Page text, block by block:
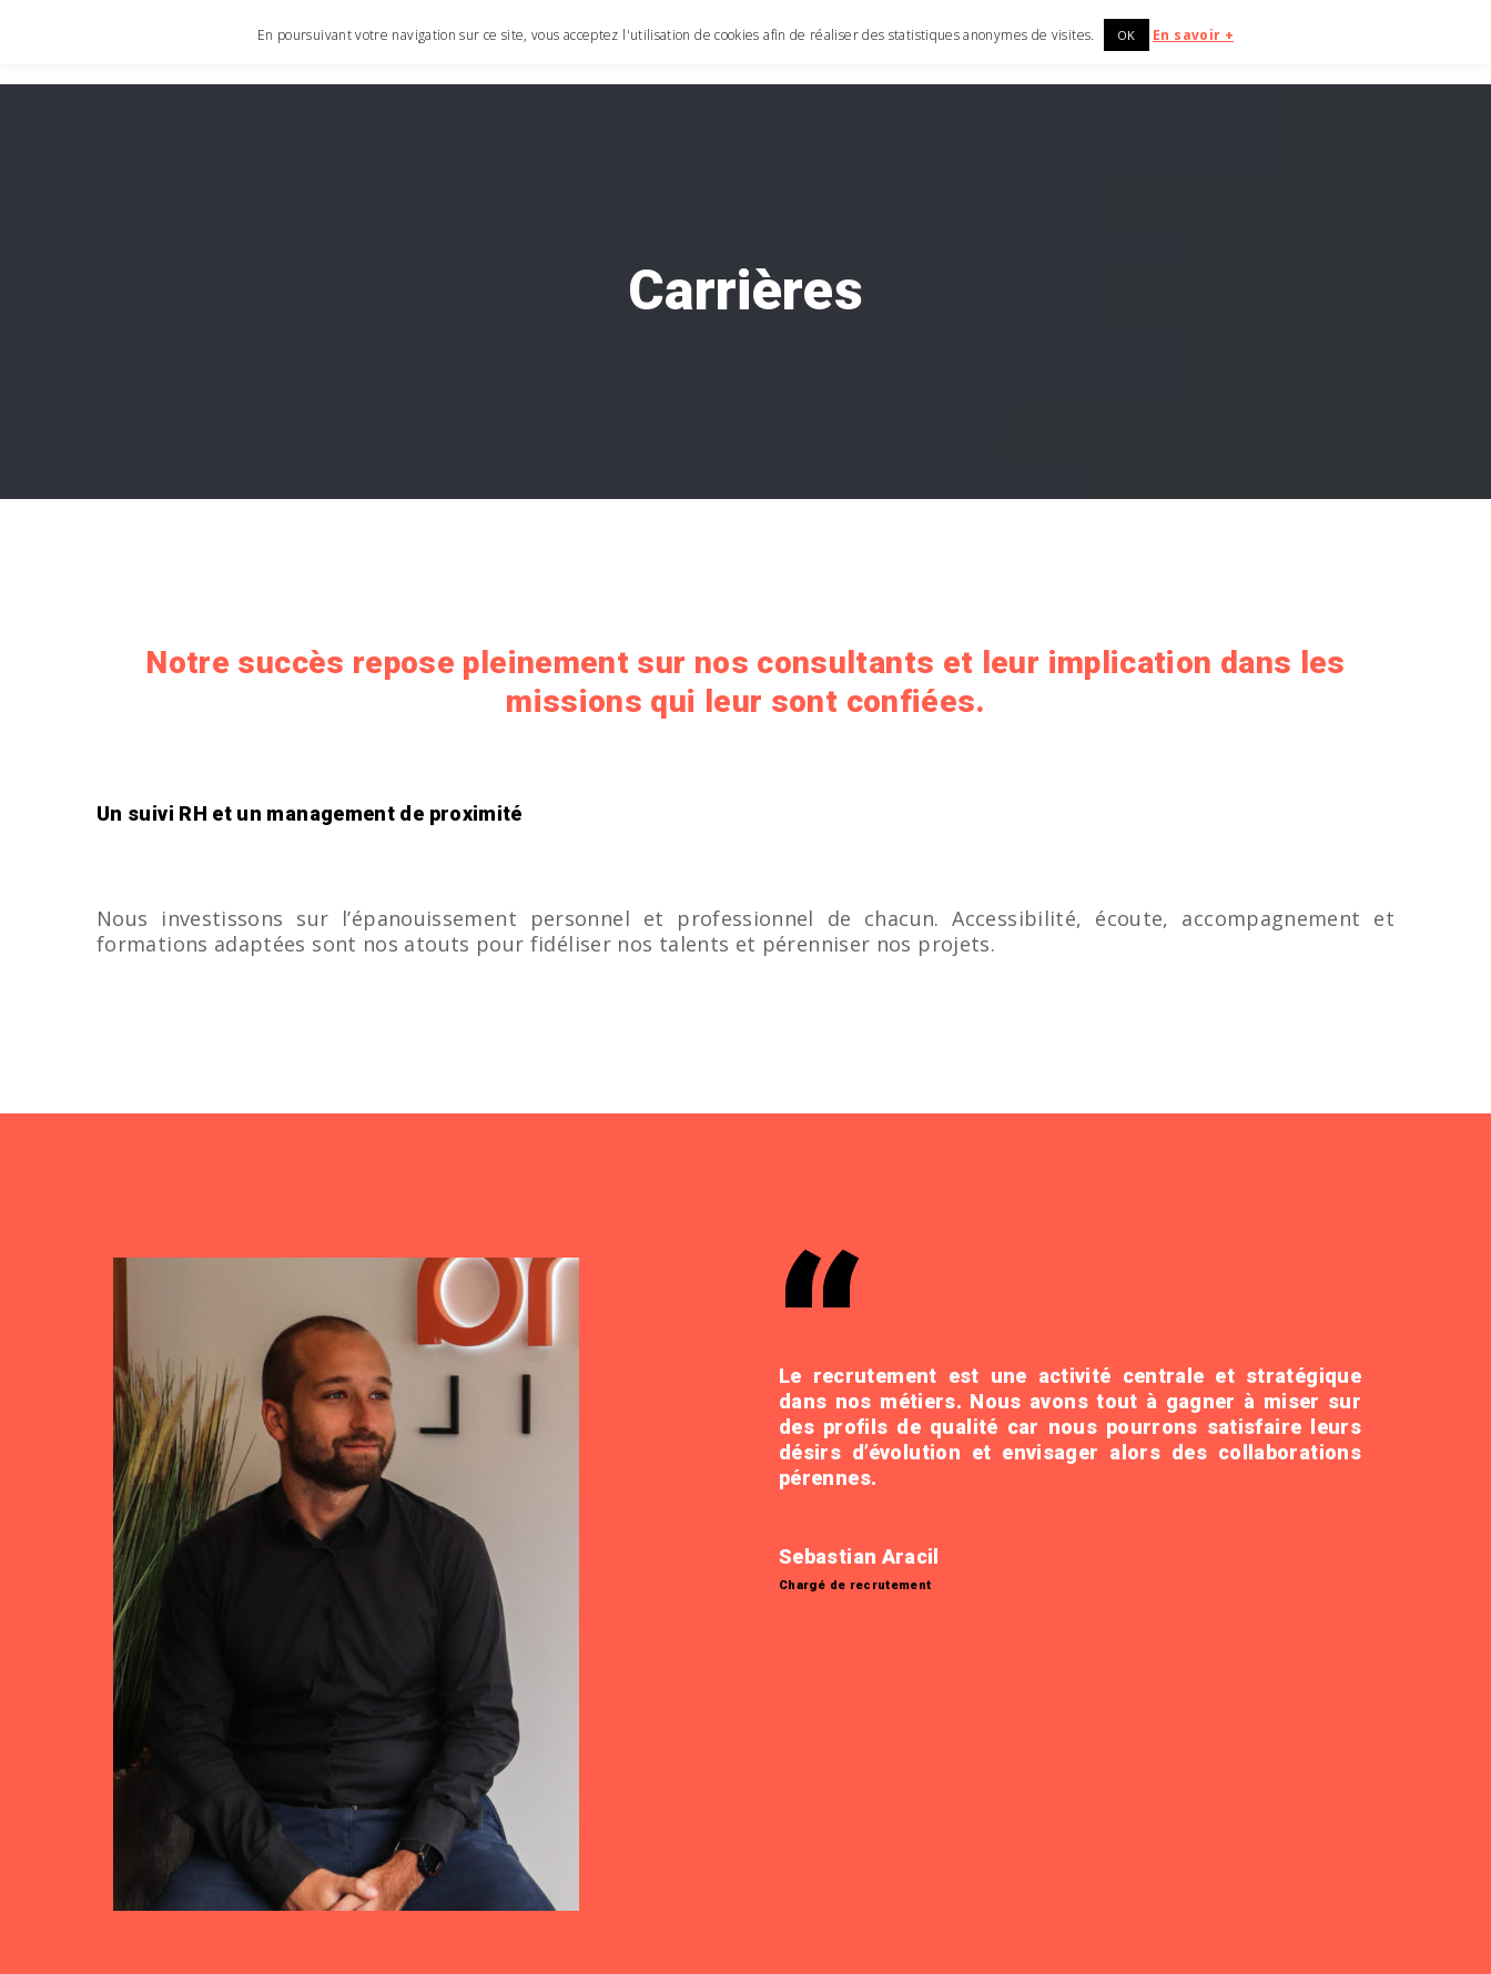
ACCUEIL CARRIÈRES NEWS
Carrières
Notre succès repose pleinement sur nos consultants et leur implication dans les
missions qui leur sont confiées.
Un suivi RH et un management de proximité
Nous investissons sur l’épanouissement personnel et professionnel de chacun. Accessibilité, écoute, accompagnement et
formations adaptées sont nos atouts pour fidéliser nos talents et pérenniser nos projets.
Le recrutement est une activité centrale et stratégique
dans nos métiers. Nous avons tout à gagner à miser sur
des profils de qualité car nous pourrons satisfaire leurs
désirs d’évolution et envisager alors des collaborations
pérennes.
Sebastian Aracil
Chargé de recrutement
En poursuivant votre navigation sur ce site, vous acceptez l'utilisation de cookies afin de réaliser des statistiques anonymes de visites. OK En savoir +